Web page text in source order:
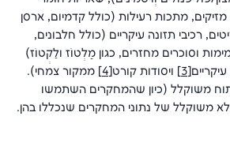
מזיקים, מתכות רעילות (כולל קדמיום, ארסן
רכיבי תזונה עיקריים (כולל חלבונים,
וסוכרים מחזרים, כגון מַלְטוֹז ולַקְטוֹז)
ויסודות קורט
ממקור צמחי).
משוקלל (כיון שהמחקרים השתמשו
משוקלל של נתוני המחקרים שנכללו בהן.